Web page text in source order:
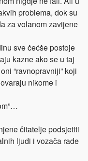
problema, dok su
za volanom zavijene
sve čećše postoje
kazne ako se u taj
“ravnopravniji” koji
nikome i
čitatelje podsjetiti
ljudi i vozača rade